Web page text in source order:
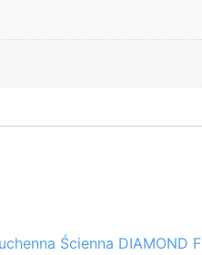
Ścienna DIAMOND